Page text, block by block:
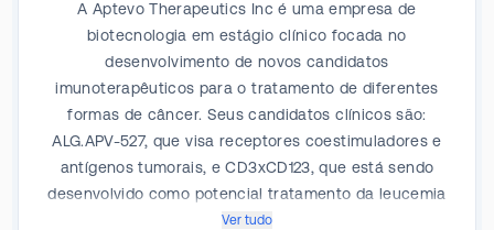
A Aptevo Therapeutics Inc é uma empresa de
biotecnologia em estágio clínico focada no
desenvolvimento de novos candidatos
imunoterapêuticos para o tratamento de diferentes
formas de câncer. Seus candidatos clínicos são:
ALG.APV-527, que visa receptores coestimuladores e
antígenos tumorais, e CD3xCD123, que está sendo
desenvolvido como potencial tratamento da leucemia
mielóide aguda de primeira linha. Os candidatos pré-
Ver tudo